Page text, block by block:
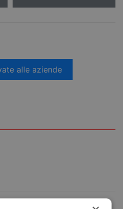
alle aziende